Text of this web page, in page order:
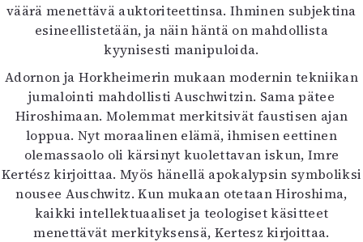
väärä menettävä auktoriteettinsa. Ihminen subjektina
esineellistetään, ja näin häntä on mahdollista
kyynisesti manipuloida.
Adornon ja Horkheimerin mukaan modernin tekniikan
jumalointi mahdollisti Auschwitzin. Sama pätee
Hiroshimaan. Molemmat merkitsivät faustisen ajan
loppua. Nyt moraalinen elämä, ihmisen eettinen
olemassaolo oli kärsinyt kuolettavan iskun, Imre
Kertész kirjoittaa. Myös hänellä apokalypsin symboliksi
nousee Auschwitz. Kun mukaan otetaan Hiroshima,
kaikki intellektuaaliset ja teologiset käsitteet
menettävät merkityksensä, Kertesz kirjoittaa.